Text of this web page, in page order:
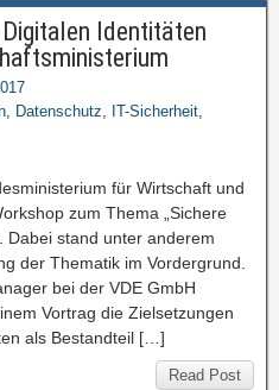
Identitäten
, Datenschutz, IT-Sicherheit,
für Wirtschaft und
zum Thema „Sichere
Dabei stand unter anderem
der Thematik im Vordergrund.
bei der VDE GmbH
Vortrag die Zielsetzungen
als Bestandteil […]
Read Post